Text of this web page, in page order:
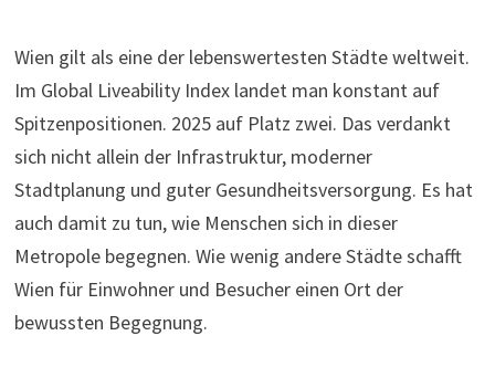
Wien gilt als eine der lebenswertesten Städte weltweit.
Im Global Liveability Index landet man konstant auf
Spitzenpositionen. 2025 auf Platz zwei. Das verdankt
sich nicht allein der Infrastruktur, moderner
Stadtplanung und guter Gesundheitsversorgung. Es hat
auch damit zu tun, wie Menschen sich in dieser
Metropole begegnen. Wie wenig andere Städte schafft
Wien für Einwohner und Besucher einen Ort der
bewussten Begegnung.